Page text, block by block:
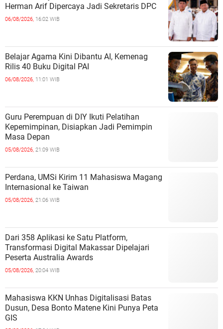
Herman Arif Dipercaya Jadi Sekretaris DPC
06/08/2026, 16:02 WIB
Belajar Agama Kini Dibantu AI, Kemenag
Rilis 40 Buku Digital PAI
06/08/2026, 11:01 WIB
Guru Perempuan di DIY Ikuti Pelatihan
Kepemimpinan, Disiapkan Jadi Pemimpin
Masa Depan
05/08/2026, 21:09 WIB
Perdana, UMSi Kirim 11 Mahasiswa Magang
Internasional ke Taiwan
05/08/2026, 21:06 WIB
Dari 358 Aplikasi ke Satu Platform,
Transformasi Digital Makassar Dipelajari
Peserta Australia Awards
05/08/2026, 20:04 WIB
Mahasiswa KKN Unhas Digitalisasi Batas
Dusun, Desa Bonto Matene Kini Punya Peta
GIS